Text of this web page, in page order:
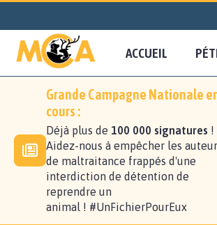
ACCUEIL
Grande Campagne Nationale
cours :
Déjà plus de 100 000 signatures !
Aidez-nous à empêcher les
de maltraitance frappés d'une
interdiction de détention de
reprendre un
animal ! #UnFichierPourEux